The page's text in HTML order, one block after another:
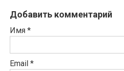
Добавить комментарий
Имя *
Email *